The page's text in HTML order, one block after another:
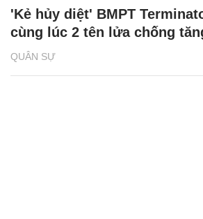
QUÂN SỰ
'Kẻ hủy diệt' BMPT
cùng lúc 2 tên lửa chống